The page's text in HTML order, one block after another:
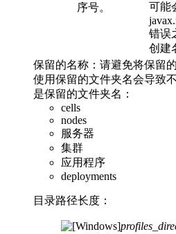
序号。
可能
错误
创建
保留的名称：请避免将保留
使用保留的文件夹名会导致
是保留的文件夹名：
cells
nodes
服务器
集群
应用程序
deployments
目录路径长度：